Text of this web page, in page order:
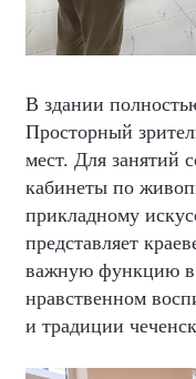
В здании
Просторный
мест. Для занятий
кабинеты по
прикладному
представляет
важную функцию в
нравственном
и традиции